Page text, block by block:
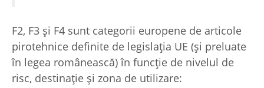
F2, F3 și F4 sunt categorii europene de articole
pirotehnice definite de legislația UE (și preluate
în legea românească) în funcție de nivelul de
risc, destinație și zona de utilizare: